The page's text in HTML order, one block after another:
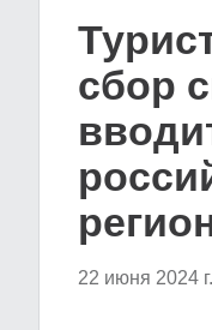
сбор
22 июня 2024 г.